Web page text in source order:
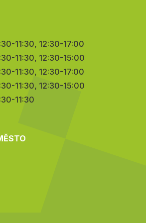
11:30, 12:30-17:00
11:30, 12:30-15:00
11:30, 12:30-17:00
11:30, 12:30-15:00
11:30